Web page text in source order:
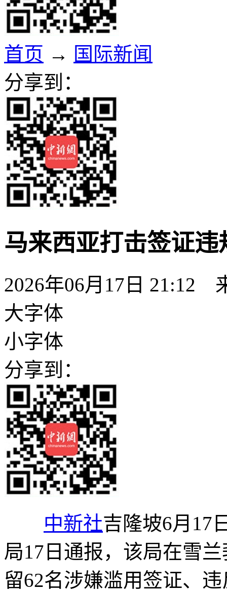
首页 → 国际新闻
分享到：
马来西亚打击签证
2026年06月17日 21:12
大字体
小字体
分享到：
中新社吉隆坡6月17
局17日通报，该局在雪
留62名涉嫌滥用签证、